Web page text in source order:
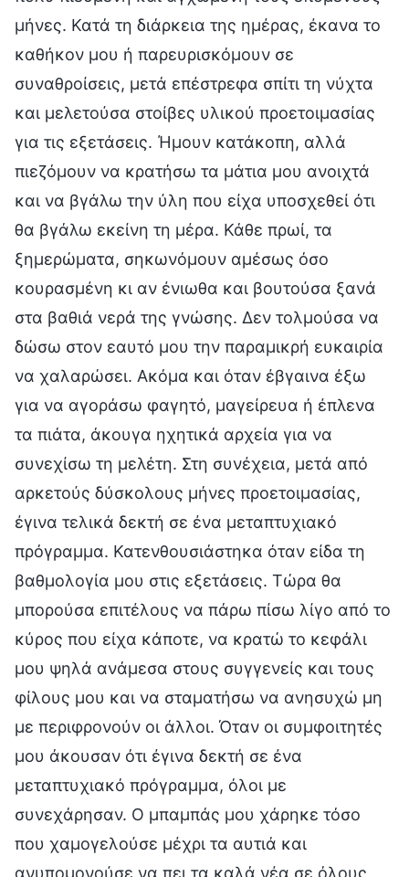
μήνες. Κατά τη διάρκεια της ημέρας, έκανα το
καθήκον μου ή παρευρισκόμουν σε
συναθροίσεις, μετά επέστρεφα σπίτι τη νύχτα
και μελετούσα στοίβες υλικού προετοιμασίας
για τις εξετάσεις. Ήμουν κατάκοπη, αλλά
πιεζόμουν να κρατήσω τα μάτια μου ανοιχτά
και να βγάλω την ύλη που είχα υποσχεθεί ότι
θα βγάλω εκείνη τη μέρα. Κάθε πρωί, τα
ξημερώματα, σηκωνόμουν αμέσως όσο
κουρασμένη κι αν ένιωθα και βουτούσα ξανά
στα βαθιά νερά της γνώσης. Δεν τολμούσα να
δώσω στον εαυτό μου την παραμικρή ευκαιρία
να χαλαρώσει. Ακόμα και όταν έβγαινα έξω
για να αγοράσω φαγητό, μαγείρευα ή έπλενα
τα πιάτα, άκουγα ηχητικά αρχεία για να
συνεχίσω τη μελέτη. Στη συνέχεια, μετά από
αρκετούς δύσκολους μήνες προετοιμασίας,
έγινα τελικά δεκτή σε ένα μεταπτυχιακό
πρόγραμμα. Κατενθουσιάστηκα όταν είδα τη
βαθμολογία μου στις εξετάσεις. Τώρα θα
μπορούσα επιτέλους να πάρω πίσω λίγο από το
κύρος που είχα κάποτε, να κρατώ το κεφάλι
μου ψηλά ανάμεσα στους συγγενείς και τους
φίλους μου και να σταματήσω να ανησυχώ μη
με περιφρονούν οι άλλοι. Όταν οι συμφοιτητές
μου άκουσαν ότι έγινα δεκτή σε ένα
μεταπτυχιακό πρόγραμμα, όλοι με
συνεχάρησαν. Ο μπαμπάς μου χάρηκε τόσο
που χαμογελούσε μέχρι τα αυτιά και
ανυπομονούσε να πει τα καλά νέα σε όλους